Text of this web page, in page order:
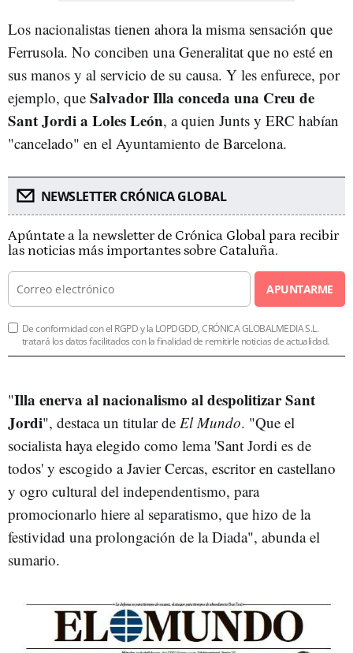
Los nacionalistas tienen ahora la misma sensación que
Ferrusola. No conciben una Generalitat que no esté en
sus manos y al servicio de su causa. Y les enfurece, por
ejemplo, que Salvador Illa conceda una Creu de
Sant Jordi a Loles León, a quien Junts y ERC habían
"cancelado" en el Ayuntamiento de Barcelona.
NEWSLETTER CRÓNICA GLOBAL
Apúntate a la newsletter de Crónica Global para recibir
las noticias más importantes sobre Cataluña.
APUNTARME
De conformidad con el RGPD y la LOPDGDD, CRÓNICA GLOBALMEDIA S.L.
tratará los datos facilitados con la finalidad de remitirle noticias de actualidad.
"Illa enerva al nacionalismo al despolitizar Sant
Jordi", destaca un titular de El Mundo. "Que el
socialista haya elegido como lema 'Sant Jordi es de
todos' y escogido a Javier Cercas, escritor en castellano
y ogro cultural del independentismo, para
promocionarlo hiere al separatismo, que hizo de la
festividad una prolongación de la Diada", abunda el
sumario.